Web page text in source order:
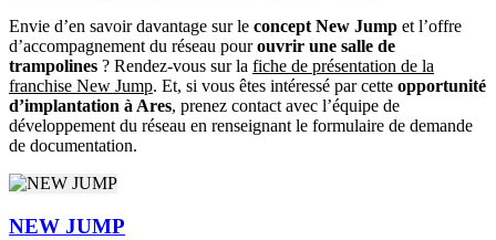
Envie d’en savoir davantage sur le concept New Jump et l’offre
d’accompagnement du réseau pourouvrir une salle de
trampolines ? Rendez-vous sur la fiche de présentation de la
franchise New Jump. Et, si vous êtes intéressé par cette opportunité
d’implantation à Ares, prenez contact avec l’équipe de
développement du réseau en renseignant le formulaire de demande
de documentation.
NEW JUMP